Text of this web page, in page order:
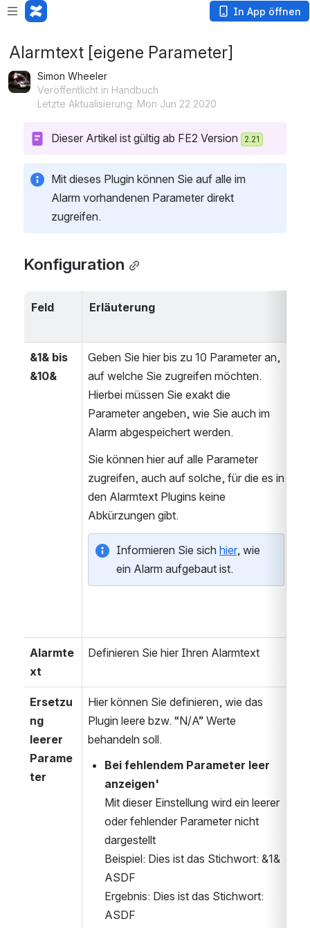
In App öffnen
Alarmtext [eigene Parameter]
Simon Wheeler
Veröffentlicht in Handbuch
Letzte Aktualisierung: Mon Jun 22 2020
Dieser Artikel ist gültig ab FE2 Version 2.21
Mit dieses Plugin können Sie auf alle im
Alarm vorhandenen Parameter direkt
zugreifen.
Konfiguration
Feld Erläuterung
&1& bis
&10&
Geben Sie hier bis zu 10 Parameter an,
auf welche Sie zugreifen möchten.
Hierbei müssen Sie exakt die
Parameter angeben, wie Sie auch im
Alarm abgespeichert werden.
Sie können hier auf alle Parameter
zugreifen, auch auf solche, für die es in
den Alarmtext Plugins keine
Abkürzungen gibt.
Informieren Sie sich hier, wie
ein Alarm aufgebaut ist.
Alarmte
xt
Definieren Sie hier Ihren Alarmtext
Ersetzu
ng
leerer
Parame
ter
Hier können Sie definieren, wie das
Plugin leere bzw. “N/A” Werte
behandeln soll.
Bei fehlendem Parameter leer
anzeigen'
Mit dieser Einstellung wird ein leerer
oder fehlender Parameter nicht
dargestellt
Beispiel: Dies ist das Stichwort: &1&
ASDF
Ergebnis: Dies ist das Stichwort:
ASDF